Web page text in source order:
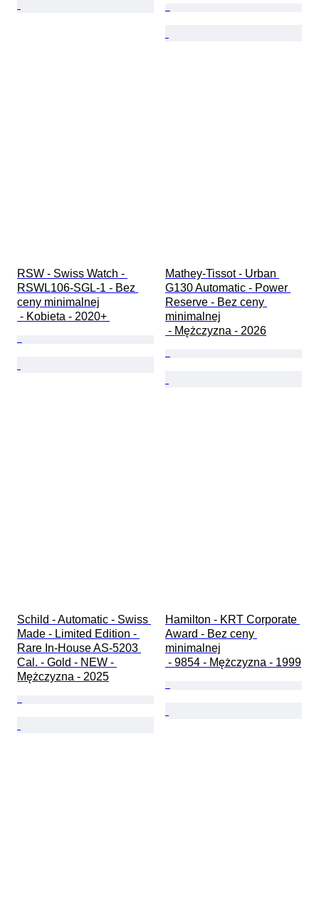
RSW - Swiss Watch -
RSWL106-SGL-1 - Bez
ceny minimalnej
- Kobieta - 2020+
Mathey-Tissot - Urban
G130 Automatic - Power
Reserve - Bez ceny
minimalnej
- Mężczyzna - 2026
Schild - Automatic - Swiss
Made - Limited Edition -
Rare In-House AS-5203
Cal. - Gold - NEW -
Mężczyzna - 2025
Hamilton - KRT Corporate
Award - Bez ceny
minimalnej
- 9854 - Mężczyzna - 1999